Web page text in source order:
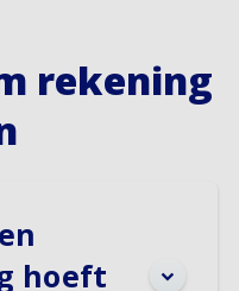
rekening
hoeft